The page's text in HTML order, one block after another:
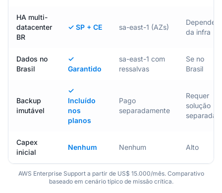
HA multi-
datacenter
BR
✓ SP + CE sa-east-1 (AZs)
Depende
da infra
Dados no
Brasil
✓
Garantido
sa-east-1 com
ressalvas
Se no
Brasil
Backup
imutável
✓
Incluído
nos
planos
Pago
separadamente
Requer
solução
separada
Capex
inicial
Nenhum Nenhum Alto
AWS Enterprise Support a partir de US$ 15.000/mês. Comparativo
baseado em cenário típico de missão crítica.